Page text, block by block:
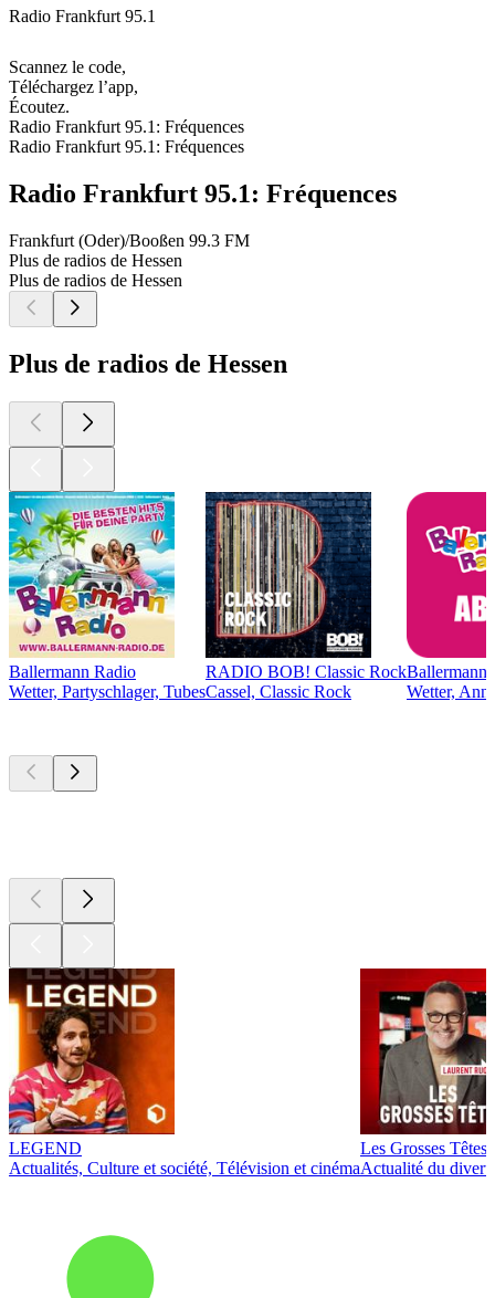
Radio Frankfurt 95.1
Scannez le code,
Téléchargez l’app,
Écoutez.
Radio Frankfurt 95.1: Fréquences
Radio Frankfurt 95.1: Fréquences
Radio Frankfurt 95.1: Fréquences
Frankfurt (Oder)/Booßen 99.3 FM
Plus de radios de Hessen
Plus de radios de Hessen
Plus de radios de Hessen
Ballermann Radio
Wetter, Partyschlager, Tubes
RADIO BOB! Classic Rock
Cassel, Classic Rock
Ballermann
Wetter,
LEGEND
Actualités, Culture et société, Télévision et cinéma
Les Grosses Têtes
Actualité du